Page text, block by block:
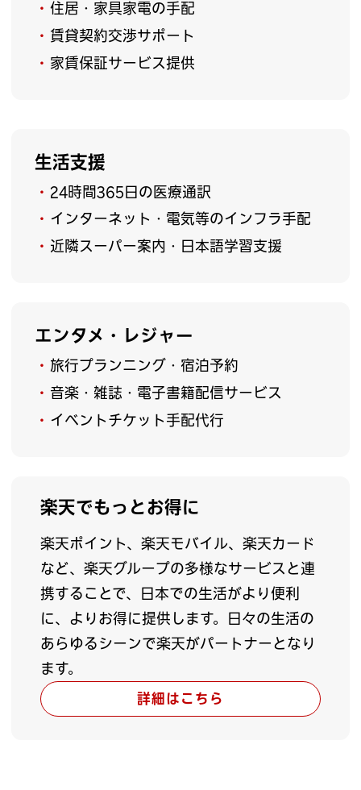
住居・家具家電の手配
賃貸契約交渉サポート
家賃保証サービス提供
生活支援
24時間365日の医療通訳
インターネット・電気等のインフラ手配
近隣スーパー案内・日本語学習支援
エンタメ・レジャー
旅行プランニング・宿泊予約
音楽・雑誌・電子書籍配信サービス
イベントチケット手配代行
楽天でもっとお得に
楽天ポイント、楽天モバイル、楽天カード
など、楽天グループの多様なサービスと連
携することで、日本での生活がより便利
に、よりお得に提供します。日々の生活の
あらゆるシーンで楽天がパートナーとなり
ます。
詳細はこちら